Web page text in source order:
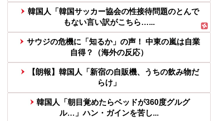
韓国人「韓国サッカー協会の性接待問題のとんで
もない言い訳がこちら…...
サウジの危機に「知るか」の声！ 中東の嵐は自業
自得？（海外の反応）
【朗報】韓国人「新宿の自販機、うちの飲み物だ
らけ」
韓国人「朝目覚めたらベッドが360度グルグ
ル…」ハン・ガインを苦し...